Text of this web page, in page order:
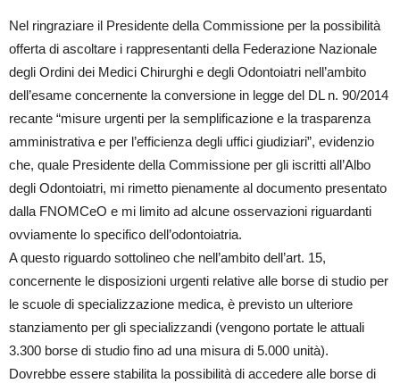
Nel ringraziare il Presidente della Commissione per la possibilità
offerta di ascoltare i rappresentanti della Federazione Nazionale
degli Ordini dei Medici Chirurghi e degli Odontoiatri nell’ambito
dell’esame concernente la conversione in legge del DL n. 90/2014
recante “misure urgenti per la semplificazione e la trasparenza
amministrativa e per l’efficienza degli uffici giudiziari”, evidenzio
che, quale Presidente della Commissione per gli iscritti all’Albo
degli Odontoiatri, mi rimetto pienamente al documento presentato
dalla FNOMCeO e mi limito ad alcune osservazioni riguardanti
ovviamente lo specifico dell’odontoiatria.
A questo riguardo sottolineo che nell’ambito dell’art. 15,
concernente le disposizioni urgenti relative alle borse di studio per
le scuole di specializzazione medica, è previsto un ulteriore
stanziamento per gli specializzandi (vengono portate le attuali
3.300 borse di studio fino ad una misura di 5.000 unità).
Dovrebbe essere stabilita la possibilità di accedere alle borse di